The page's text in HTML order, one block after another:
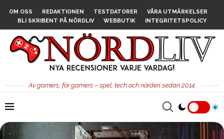
OM OSS REDAKTIONEN TESTDATORER
VÅRA UTMÄRKELSER
BLI SKRIBENT PÅ NÖRDLIV
WEBBUTIK INTEGRITETSPOLICY
Av gamers, för gamers – spel, tech och nörderi sedan 2014.